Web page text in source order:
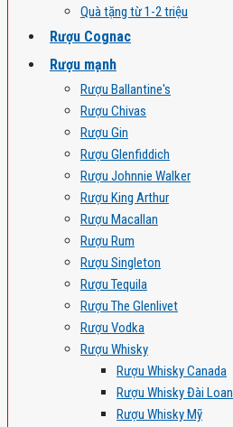
Quà tặng từ 1-2 triệu
Rượu Cognac
Rượu mạnh
Rượu Ballantine's
Rượu Chivas
Rượu Gin
Rượu Glenfiddich
Rượu Johnnie Walker
Rượu King Arthur
Rượu Macallan
Rượu Rum
Rượu Singleton
Rượu Tequila
Rượu The Glenlivet
Rượu Vodka
Rượu Whisky
Rượu Whisky Canada
Rượu Whisky Đài Loan
Rượu Whisky Mỹ